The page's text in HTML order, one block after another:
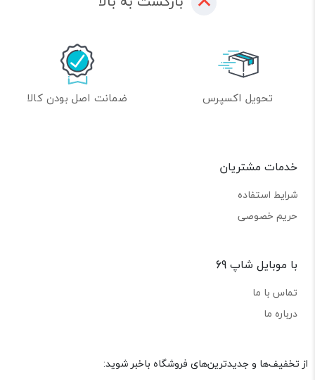
تحویل اکسپرس ضمانت اصل بودن کالا
خدمات مشتریان
شرایط استفاده
حریم خصوصی
با موبایل شاپ 69
تماس با ما
درباره ما
از تخفیف‌ها و جدیدترین‌های فروشگاه باخبر شوید: